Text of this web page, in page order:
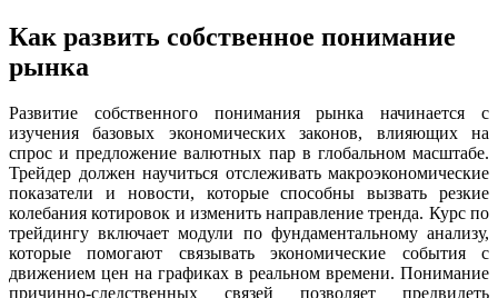
Как развить собственное понимание
рынка
Развитие собственного понимания рынка начинается с
изучения базовых экономических законов, влияющих на
спрос и предложение валютных пар в глобальном масштабе.
Трейдер должен научиться отслеживать макроэкономические
показатели и новости, которые способны вызвать резкие
колебания котировок и изменить направление тренда. Курс по
трейдингу включает модули по фундаментальному анализу,
которые помогают связывать экономические события с
движением цен на графиках в реальном времени. Понимание
причинно-следственных связей позволяет предвидеть